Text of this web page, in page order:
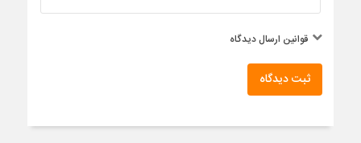
قوانین ارسال دیدگاه
ثبت دیدگاه